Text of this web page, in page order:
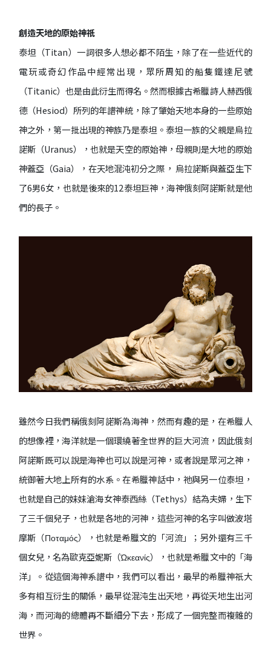
創造天地的原始神祇
泰坦（Titan）一詞很多人想必都不陌生，除了在一些近代的
電玩或奇幻作品中經常出現，眾所周知的船隻鐵達尼號
（Titanic）也是由此衍生而得名。然而根據古希臘詩人赫西俄
德（Hesiod）所列的年譜神統，除了肇始天地本身的一些原始
神之外，第一批出現的神族乃是泰坦。泰坦一族的父親是烏拉
諾斯（Uranus），也就是天空的原始神，母親則是大地的原始
神蓋亞（Gaia），在天地混沌初分之際， 烏拉諾斯與蓋亞生下
了6男6女，也就是後來的12泰坦巨神，海神俄刻阿諾斯就是他
們的長子。
雖然今日我們稱俄刻阿諾斯為海神，然而有趣的是，在希臘人
的想像裡，海洋就是一個環繞著全世界的巨大河流，因此俄刻
阿諾斯既可以說是海神也可以說是河神，或者說是眾河之神，
統御著大地上所有的水系。在希臘神話中，祂與另一位泰坦，
也就是自己的妹妹滄海女神泰西絲（Tethys）結為夫婦，生下
了三千個兒子，也就是各地的河神，這些河神的名字叫做波塔
摩斯（Ποταμός），也就是希臘文的「河流」；另外還有三千
個女兒，名為歐克亞妮斯（Ὠκεανίς），也就是希臘文中的「海
洋」。從這個海神系譜中，我們可以看出，最早的希臘神祇大
多有相互衍生的關係，最早從混沌生出天地，再從天地生出河
海，而河海的總體再不斷細分下去，形成了一個完整而複雜的
世界。